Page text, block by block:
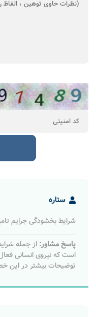
ستاره
شرایط بخشودگی جرایم
پاسخ مشاور: از جمله
است که نیروی انسانی
توضیحات بیشتر در این